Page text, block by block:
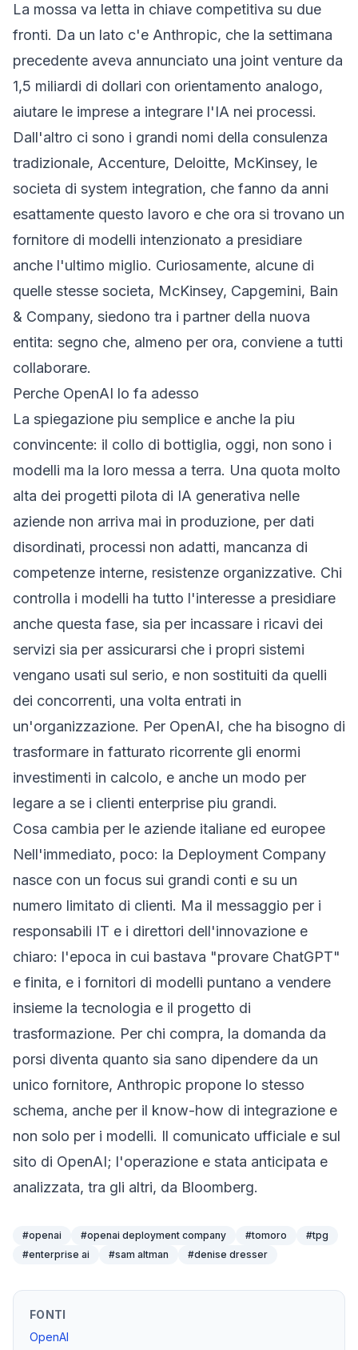
La mossa va letta in chiave competitiva su due
fronti. Da un lato c'e Anthropic, che la settimana
precedente aveva annunciato una joint venture da
1,5 miliardi di dollari con orientamento analogo,
aiutare le imprese a integrare l'IA nei processi.
Dall'altro ci sono i grandi nomi della consulenza
tradizionale, Accenture, Deloitte, McKinsey, le
societa di system integration, che fanno da anni
esattamente questo lavoro e che ora si trovano un
fornitore di modelli intenzionato a presidiare
anche l'ultimo miglio. Curiosamente, alcune di
quelle stesse societa, McKinsey, Capgemini, Bain
& Company, siedono tra i partner della nuova
entita: segno che, almeno per ora, conviene a tutti
collaborare.
Perche OpenAI lo fa adesso
La spiegazione piu semplice e anche la piu
convincente: il collo di bottiglia, oggi, non sono i
modelli ma la loro messa a terra. Una quota molto
alta dei progetti pilota di IA generativa nelle
aziende non arriva mai in produzione, per dati
disordinati, processi non adatti, mancanza di
competenze interne, resistenze organizzative. Chi
controlla i modelli ha tutto l'interesse a presidiare
anche questa fase, sia per incassare i ricavi dei
servizi sia per assicurarsi che i propri sistemi
vengano usati sul serio, e non sostituiti da quelli
dei concorrenti, una volta entrati in
un'organizzazione. Per OpenAI, che ha bisogno di
trasformare in fatturato ricorrente gli enormi
investimenti in calcolo, e anche un modo per
legare a se i clienti enterprise piu grandi.
Cosa cambia per le aziende italiane ed europee
Nell'immediato, poco: la Deployment Company
nasce con un focus sui grandi conti e su un
numero limitato di clienti. Ma il messaggio per i
responsabili IT e i direttori dell'innovazione e
chiaro: l'epoca in cui bastava "provare ChatGPT"
e finita, e i fornitori di modelli puntano a vendere
insieme la tecnologia e il progetto di
trasformazione. Per chi compra, la domanda da
porsi diventa quanto sia sano dipendere da un
unico fornitore, Anthropic propone lo stesso
schema, anche per il know-how di integrazione e
non solo per i modelli. Il comunicato ufficiale e sul
sito di OpenAI; l'operazione e stata anticipata e
analizzata, tra gli altri, da Bloomberg.
#openai #openai deployment company #tomoro #tpg
#enterprise ai #sam altman #denise dresser
FONTI
OpenAI